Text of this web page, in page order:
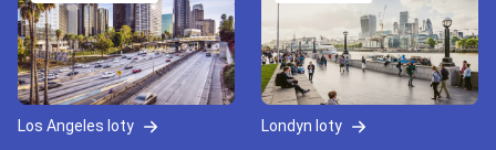
Los Angeles loty Londyn loty